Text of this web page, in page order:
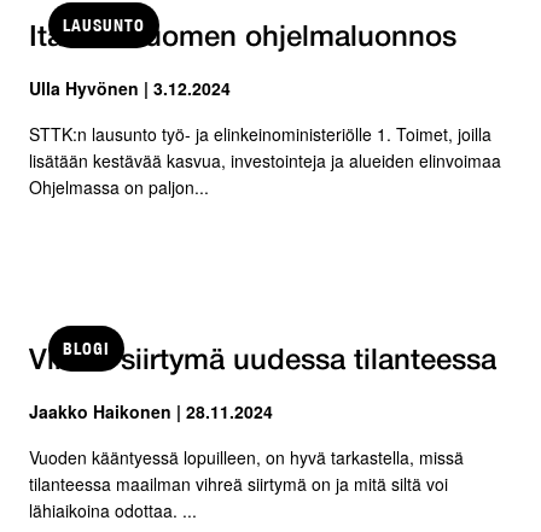
LAUSUNTO
Itäisen Suomen ohjelmaluonnos
Ulla Hyvönen | 3.12.2024
STTK:n lausunto työ- ja elinkeinoministeriölle 1. Toimet, joilla
lisätään kestävää kasvua, investointeja ja alueiden elinvoimaa
Ohjelmassa on paljon...
BLOGI
Vihreä siirtymä uudessa tilanteessa
Jaakko Haikonen | 28.11.2024
Vuoden kääntyessä lopuilleen, on hyvä tarkastella, missä
tilanteessa maailman vihreä siirtymä on ja mitä siltä voi
lähiaikoina odottaa. ...